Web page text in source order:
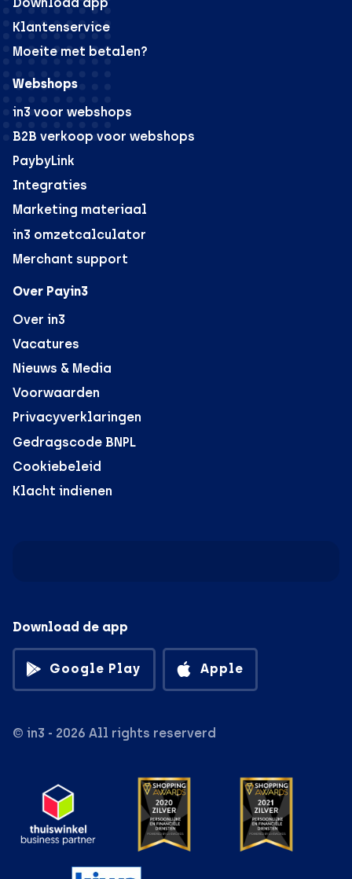
Klantenservice
Moeite met betalen?
Webshops
in3 voor webshops
B2B verkoop voor webshops
PaybyLink
Integraties
Marketing materiaal
in3 omzetcalculator
Merchant support
Over Payin3
Over in3
Vacatures
Nieuws & Media
Voorwaarden
Privacyverklaringen
Gedragscode BNPL
Cookiebeleid
Klacht indienen
Download de app
Google Play Apple
© in3 - 2026 All rights reserverd